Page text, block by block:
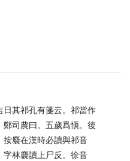
其祁孔有箋云。祁當作
司農曰。五歲爲愼。後
按麎在漢時必讀與祁音
字林麎讀上尸反。徐音